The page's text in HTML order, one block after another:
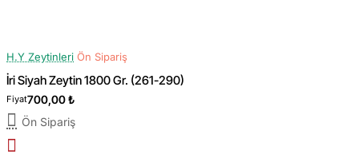
H.Y Zeytinleri Ön Sipariş
İri Siyah Zeytin 1800 Gr. (261-290)
Fiyat700,00 ₺
Ön Sipariş